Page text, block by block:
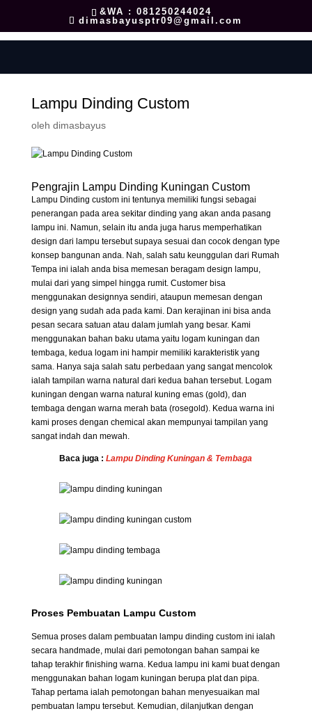
&WA : 081250244024
dimasbayusptr09@gmail.com
Lampu Dinding Custom
oleh dimasbayus
Pengrajin Lampu Dinding Kuningan Custom
Lampu Dinding custom ini tentunya memiliki fungsi sebagai
penerangan pada area sekitar dinding yang akan anda pasang
lampu ini. Namun, selain itu anda juga harus memperhatikan
design dari lampu tersebut supaya sesuai dan cocok dengan type
konsep bangunan anda. Nah, salah satu keunggulan dari Rumah
Tempa ini ialah anda bisa memesan beragam design lampu,
mulai dari yang simpel hingga rumit. Customer bisa
menggunakan designnya sendiri, ataupun memesan dengan
design yang sudah ada pada kami. Dan kerajinan ini bisa anda
pesan secara satuan atau dalam jumlah yang besar. Kami
menggunakan bahan baku utama yaitu logam kuningan dan
tembaga, kedua logam ini hampir memiliki karakteristik yang
sama. Hanya saja salah satu perbedaan yang sangat mencolok
ialah tampilan warna natural dari kedua bahan tersebut. Logam
kuningan dengan warna natural kuning emas (gold), dan
tembaga dengan warna merah bata (rosegold). Kedua warna ini
kami proses dengan chemical akan mempunyai tampilan yang
sangat indah dan mewah.
Baca juga :Lampu Dinding Kuningan & Tembaga
Proses Pembuatan Lampu Custom
Semua proses dalam pembuatan lampu dinding custom ini ialah
secara handmade, mulai dari pemotongan bahan sampai ke
tahap terakhir finishing warna. Kedua lampu ini kami buat dengan
menggunakan bahan logam kuningan berupa plat dan pipa.
Tahap pertama ialah pemotongan bahan menyesuaikan mal
pembuatan lampu tersebut. Kemudian, dilanjutkan dengan